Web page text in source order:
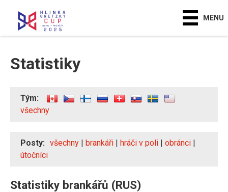
MENU
Statistiky
Tým:
všechny
Posty: všechny | brankáři | hráči v poli | obránci |
útočníci
Statistiky brankářů (RUS)